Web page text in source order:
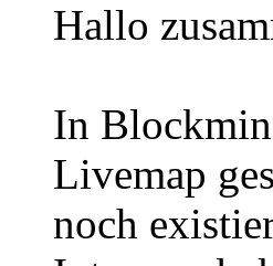
Hallo
In
Livemap
noch